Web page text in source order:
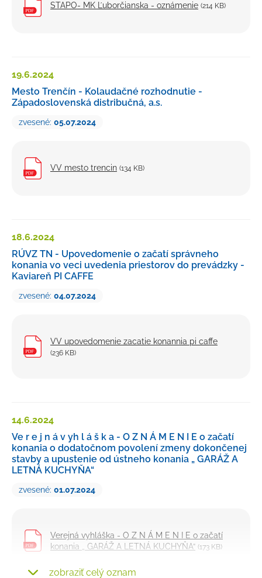
STAPO- MK Ľuborčianska - oznámenie (214 KB)
19.6.2024
Mesto Trenčín - Kolaudačné rozhodnutie -
Západoslovenská distribučná, a.s.
zvesené: 05.07.2024
VV mesto trencin (134 KB)
18.6.2024
RÚVZ TN - Upovedomenie o začatí správneho
konania vo veci uvedenia priestorov do prevádzky -
Kaviareň PI CAFFE
zvesené: 04.07.2024
VV upovedomenie zacatie konannia pi caffe
(236 KB)
14.6.2024
Ve r e j n á v yh l á š k a - O Z N Á M E N I E o začatí
konania o dodatočnom povolení zmeny dokončenej
stavby a upustenie od ústneho konania „ GARÁŽ A
LETNÁ KUCHYŇA“
zvesené: 01.07.2024
Verejná vyhláška - O Z N Á M E N I E o začatí
konania „ GARÁŽ A LETNÁ KUCHYŇA“ (173 KB)
zobraziť celý oznam